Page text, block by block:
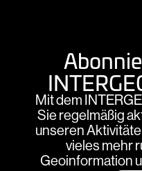
Mit dem
Sie regelmäßig
unseren
vieles mehr
Geoinformation